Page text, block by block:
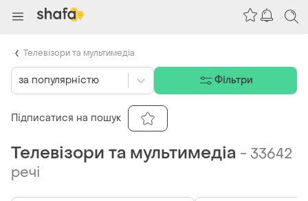
Телевізори та мультимедіа - 33642
речі
за популярністю Фільтри
Підписатися на пошук
Телевізори та мультимедіа